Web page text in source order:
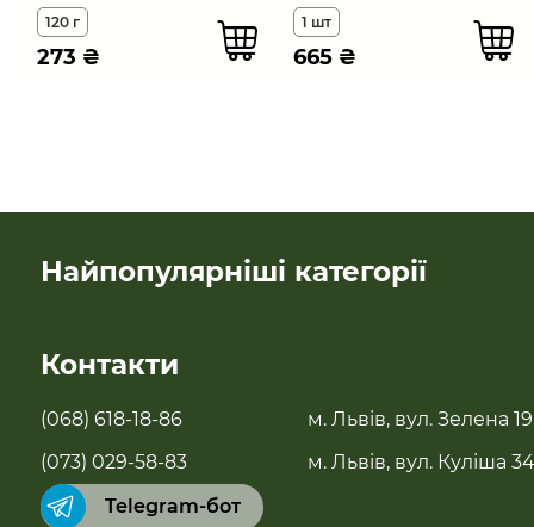
120 г
273 ₴
1 шт
665 ₴
Найпопулярніші категорії
Бестселери
Суперфуди та добавки
Контакти
(068) 618-18-86
(073) 029-58-83
Telegram-бот
м. Львів, вул. Зелена 19
м. Львів, вул. Куліша 34